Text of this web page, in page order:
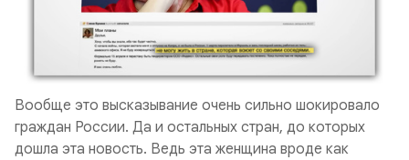
Вообще это высказывание очень сильно шокировало
граждан России. Да и остальных стран, до которых
дошла эта новость. Ведь эта женщина вроде как